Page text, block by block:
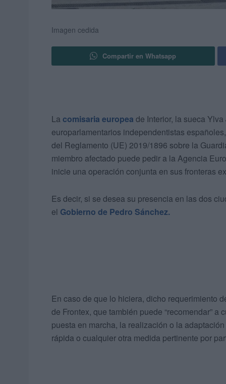
Imagen cedida
Compartir en Whatsapp
La comisaria europea de Interior, la sueca
europarlamentarios independentistas
del Reglamento (UE) 2019/1896 sobre la
miembro afectado puede pedir a la Agencia
inicie una operación conjunta en sus fronteras
Es decir, si se desea su presencia en las dos
el Gobierno de Pedro Sánchez.
En caso de que lo hiciera, dicho requerimiento
de Frontex, que también puede “recomendar”
puesta en marcha, la realización o la
rápida o cualquier otra medida pertinente por